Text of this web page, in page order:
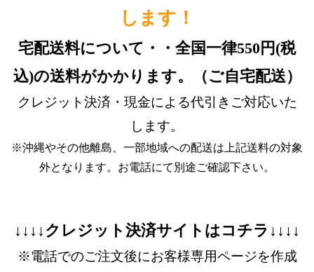
します！
宅配送料について・・全国一律550円(税
込)の送料がかかります。（ご自宅配送）
クレジット決済・現金による代引きご対応いた
します。
※沖縄やその他離島、一部地域への配送は上記送料の対象
外となります。お電話にて別途ご確認下さい。
↓↓↓↓クレジット決済サイトはコチラ↓↓↓↓
※電話でのご注文後にお客様専用ページを作成